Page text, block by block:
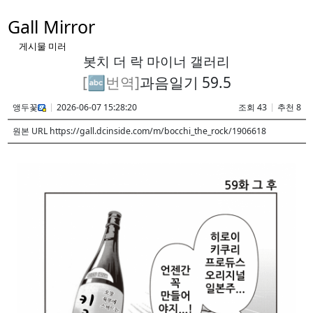
Gall Mirror
게시물 미러
봇치 더 락 마이너 갤러리
[🔤번역]과음일기 59.5
앵두꽃 2026-06-07 15:28:20 조회 43
추천 8
원본 URL https://gall.dcinside.com/m/bocchi_the_rock/1906618